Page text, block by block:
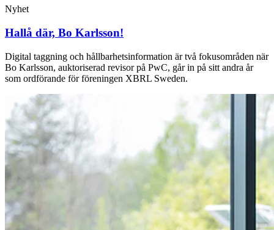
Nyhet
Hallå där, Bo Karlsson!
Digital taggning och hållbarhetsinformation är två fokusområden när
Bo Karlsson, auktoriserad revisor på PwC, går in på sitt andra år
som ordförande för föreningen XBRL Sweden.